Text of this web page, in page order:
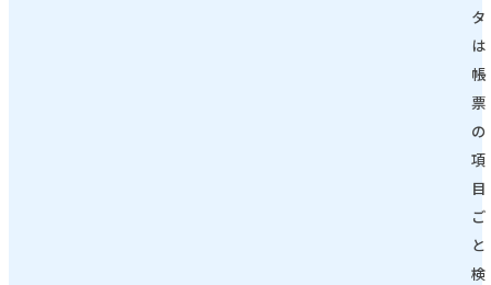
タ
は
帳
票
の
項
目
ご
と
検